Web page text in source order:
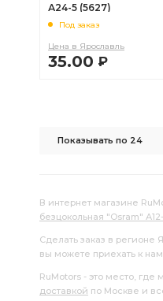
А24-5 (5627)
Под заказ
Цена в Ярославль
35.00 Р
Показывать по 24
В интернет магазине
безцокольная "Osram"
Сделать заказ в регионе
вы можете приехать к
RuMotors - это место,
доставкой по Москве и